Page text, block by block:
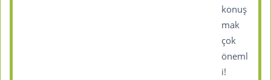
konuş
mak
çok
öneml
i!